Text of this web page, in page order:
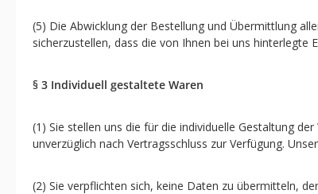
(5) Die Abwicklung der Bestellung und Übermittlung
sicherzustellen, dass die von Ihnen bei uns hinterlegte
§ 3 Individuell gestaltete Waren
(1) Sie stellen uns die für die individuelle Gestaltung
unverzüglich nach Vertragsschluss zur Verfügung.
(2) Sie verpflichten sich, keine Daten zu übermitteln,